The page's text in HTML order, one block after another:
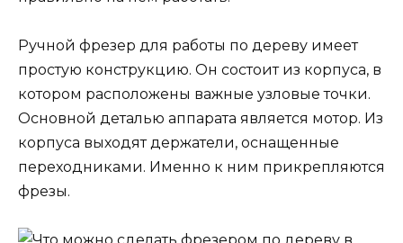
Ручной фрезер для работы по дереву имеет
простую конструкцию. Он состоит из корпуса, в
котором расположены важные узловые точки.
Основной деталью аппарата является мотор. Из
корпуса выходят держатели, оснащенные
переходниками. Именно к ним прикрепляются
фрезы.